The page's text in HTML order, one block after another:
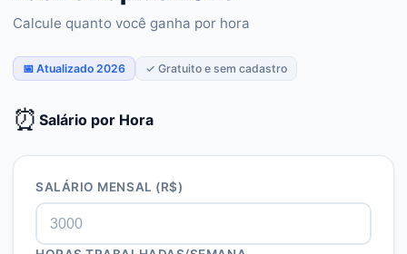
Calcule quanto você ganha por hora
📅 Atualizado 2026 ✓ Gratuito e sem cadastro
⏰ Salário por Hora
SALÁRIO MENSAL (R$)